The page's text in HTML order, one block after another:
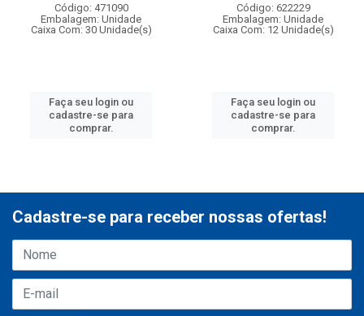
Código: 471090
Embalagem: Unidade
Caixa Com: 30 Unidade(s)
Faça seu login ou
cadastre-se para
comprar.
Código: 622229
Embalagem: Unidade
Caixa Com: 12 Unidade(s)
Faça seu login ou
cadastre-se para
comprar.
Cadastre-se para receber nossas ofertas!